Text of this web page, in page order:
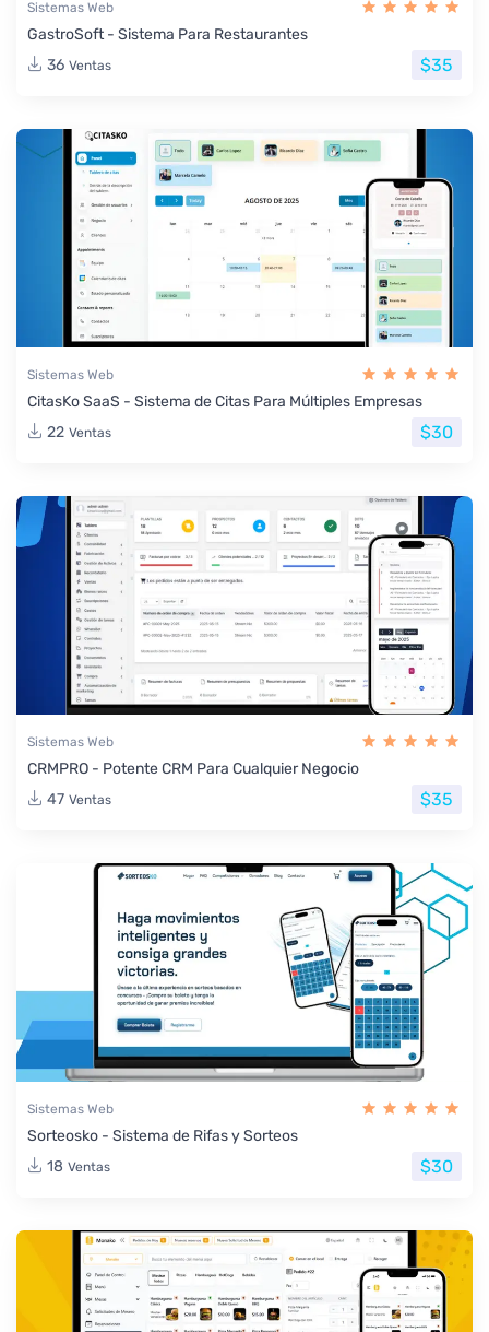
Sistemas Web
GastroSoft - Sistema Para Restaurantes
36 Ventas $35
Sistemas Web
CitasKo SaaS - Sistema de Citas Para Múltiples Empresas
22 Ventas $30
Sistemas Web
CRMPRO - Potente CRM Para Cualquier Negocio
47 Ventas $35
Sistemas Web
Sorteosko - Sistema de Rifas y Sorteos
18 Ventas $30